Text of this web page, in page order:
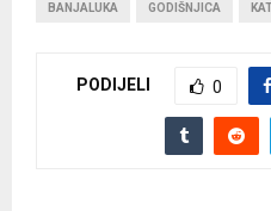
BANJALUKA GODIŠNJICA
PODIJELI 0